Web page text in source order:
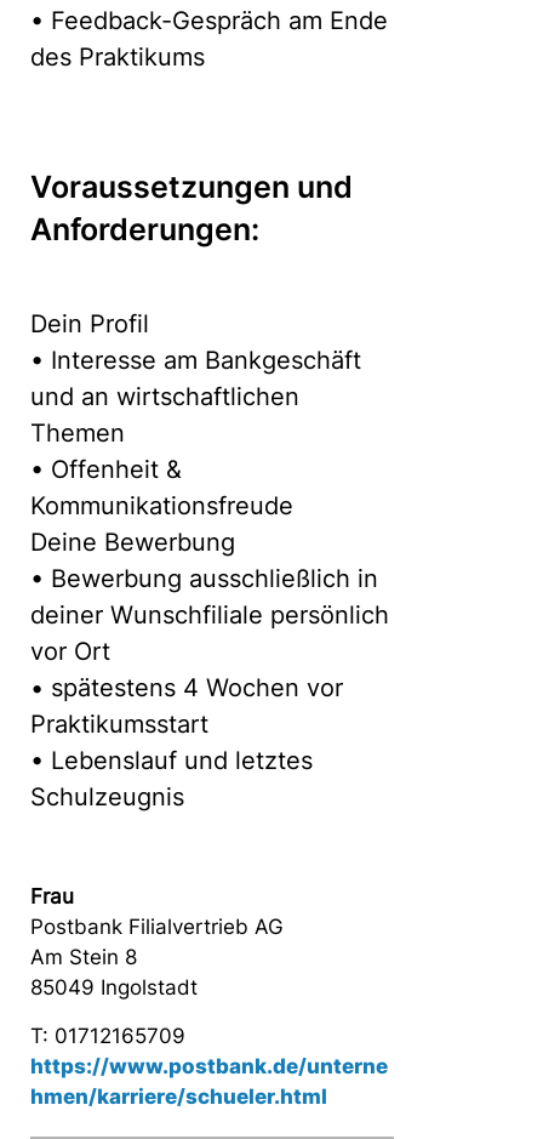
• Feedback-Gespräch am Ende
des Praktikums
Voraussetzungen und
Anforderungen:
Dein Profil
• Interesse am Bankgeschäft
und an wirtschaftlichen
Themen
• Offenheit &
Kommunikationsfreude
Deine Bewerbung
• Bewerbung ausschließlich in
deiner Wunschfiliale persönlich
vor Ort
• spätestens 4 Wochen vor
Praktikumsstart
• Lebenslauf und letztes
Schulzeugnis
Frau
Postbank Filialvertrieb AG
Am Stein 8
85049 Ingolstadt
T: 01712165709
https://www.postbank.de/unterne
hmen/karriere/schueler.html